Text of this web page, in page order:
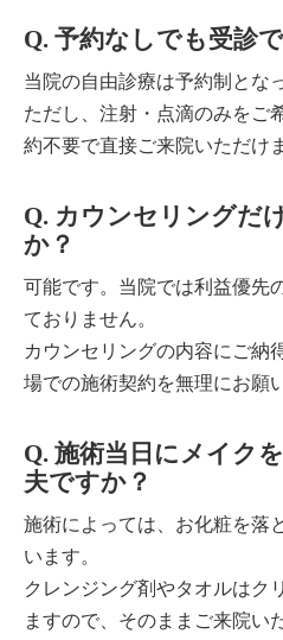
Q. 予約なしでも受診
当院の自由診療は予約制とな
ただし、注射・点滴のみをご
約不要で直接ご来院いただけ
Q. カウンセリングだ
か？
可能です。当院では利益優先
ておりません。
カウンセリングの内容にご納
場での施術契約を無理にお願
Q. 施術当日にメイク
夫ですか？
施術によっては、お化粧を落
います。
クレンジング剤やタオルはク
ますので、そのままご来院い